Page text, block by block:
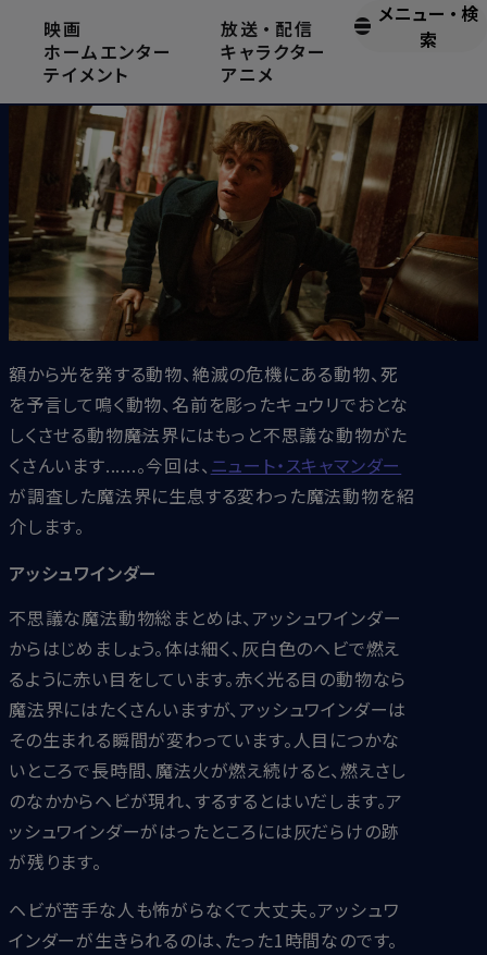
映画
ホームエンター
テイメント
放送 ・ 配信
キャラクター
アニメ
メニュー ・ 検
索
不思議な魔法動物たち
2022.7.11
額から光を発する動物、絶滅の危機にある動物、死
を予言して鳴く動物、名前を彫ったキュウリでおとな
しくさせる動物――魔法界にはもっと不思議な動物がた
くさんいます......。今回は、 ニュート・スキャマンダー
が調査した魔法界に生息する変わった魔法動物を紹
介します。
アッシュワインダー
不思議な魔法動物総まとめは、アッシュワインダー
からはじめましょう。体は細く、灰白色のヘビで燃え
るように赤い目をしています。赤く光る目の動物なら
魔法界にはたくさんいますが、アッシュワインダーは
その生まれる瞬間が変わっています。人目につかな
いところで長時間、魔法火が燃え続けると、燃えさし
のなかからヘビが現れ、するするとはいだします。ア
ッシュワインダーがはったところには灰だらけの跡
が残ります。
ヘビが苦手な人も怖がらなくて大丈夫。アッシュワ
インダーが生きられるのは、たった1時間なのです。